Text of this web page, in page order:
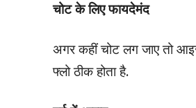
चोट के लिए फायदेमंद
अगर कहीं चोट लग जाए तो
फ्लो ठीक होता है.